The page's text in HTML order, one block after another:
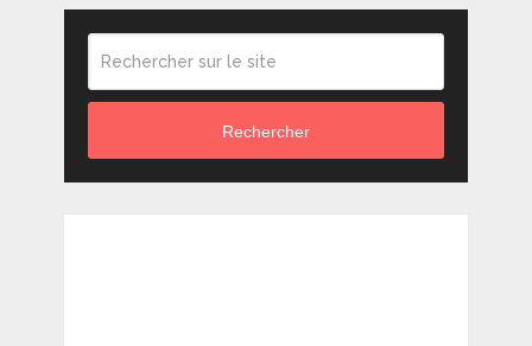
Rechercher